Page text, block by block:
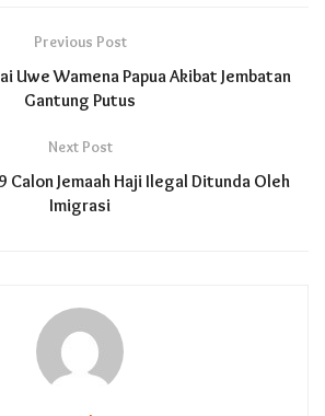
Previous Post
Uwe Wamena Papua Akibat Jembatan
Gantung Putus
Next Post
Calon Jemaah Haji Ilegal Ditunda Oleh
Imigrasi